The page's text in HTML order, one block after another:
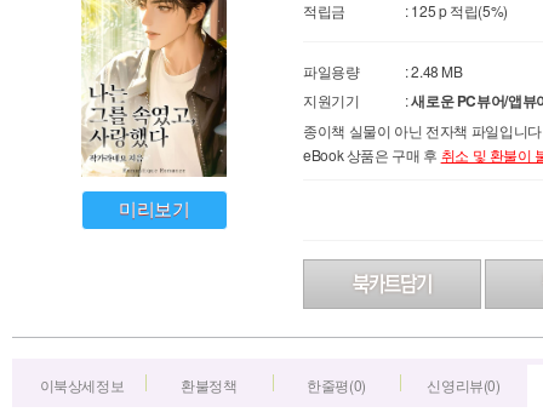
미리보기
적립금
: 125 p 적립(5%)
파일용량
: 2.48 MB
지원기기
:새로운 PC뷰어/앱뷰
종이책 실물이 아닌 전자책 파일입니
eBook 상품은 구매 후 취소 및 환불이
이북상세정보 환불정책 한줄평(0) 신영리뷰(0)